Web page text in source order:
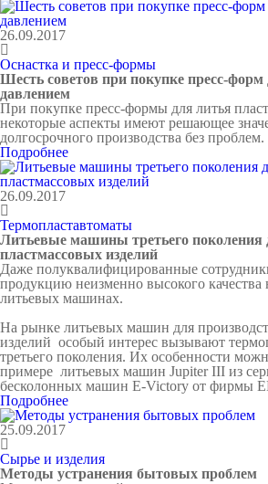
26.09.2017
Оснастка и пресс-формы
Шесть советов при покупке пресс-форм
давлением
При покупке пресс-формы для литья
некоторые аспекты имеют решающее
долгосрочного производства без проблем.
Подробнее
26.09.2017
Термопластавтоматы
Литьевые машины третьего поколения
пластмассовых изделий
Даже полуквалифицированные
продукцию неизменно высокого
литьевых машинах.
На рынке литьевых машин для
изделий особый интерес вызывают
третьего поколения. Их особенности
примере литьевых машин Jupiter III из
бесколонных машин E-Victory от фирмы
Подробнее
25.09.2017
Сырье и изделия
Методы устранения бытовых проблем